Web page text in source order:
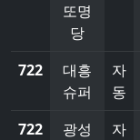
또명
당
722
대흥
슈퍼
자
동
722
광성
자